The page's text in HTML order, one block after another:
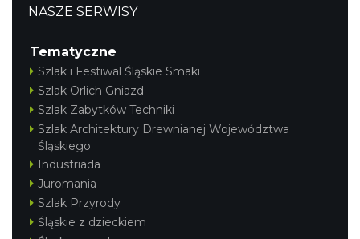
NASZE SERWISY
Tematyczne
Szlak i Festiwal Śląskie Smaki
Szlak Orlich Gniazd
Szlak Zabytków Techniki
Szlak Architektury Drewnianej Województwa
Śląskiego
Industriada
Juromania
Szlak Przyrody
Śląskie z dzieckiem